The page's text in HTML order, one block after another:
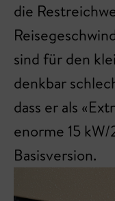
die
sind für den
denkbar
dass er als
enorme 15
Basisversion.